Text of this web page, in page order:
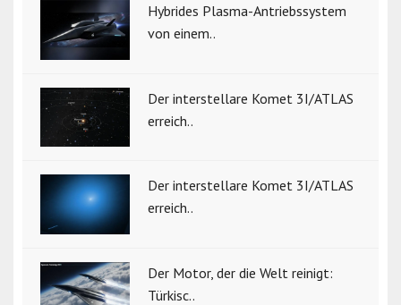
Hybrides Plasma-Antriebssystem
von einem..
Der interstellare Komet 3I/ATLAS
erreich..
Der interstellare Komet 3I/ATLAS
erreich..
Der Motor, der die Welt reinigt:
Türkisc..